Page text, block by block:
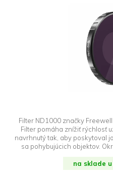
Filter ND1000 značky
Filter pomáha znížiť rýchlosť
navrhnutý tak, aby poskytoval
sa pohybujúcich objektov.
objektívu pri fotografovaní na
dokonalé tóny a
na sklade